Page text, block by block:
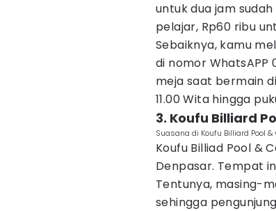
untuk dua jam
pelajar, Rp60 ribu
Sebaiknya, kamu
di nomor WhatsAPP
meja saat bermain
11.00 Wita hingga
3. Koufu Billiard
Suasana di Koufu Billiard Pool
Koufu Billiad Pool &
Denpasar. Tempat
Tentunya, masing-
sehingga